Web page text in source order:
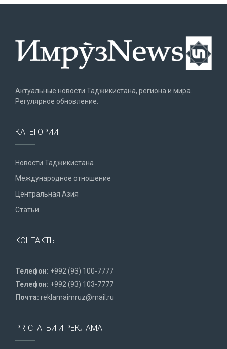
Актуальные новости Таджикистана, региона и мира.
Регулярное обновление.
КАТЕГОРИИ
Новости Таджикистана
Международное отношение
Центральная Азия
Статьи
КОНТАКТЫ
Телефон: +992 (93) 100-7777
Телефон: +992 (93) 103-7777
Почта: reklamaimruz@mail.ru
PR-СТАТЬИ И РЕКЛАМА